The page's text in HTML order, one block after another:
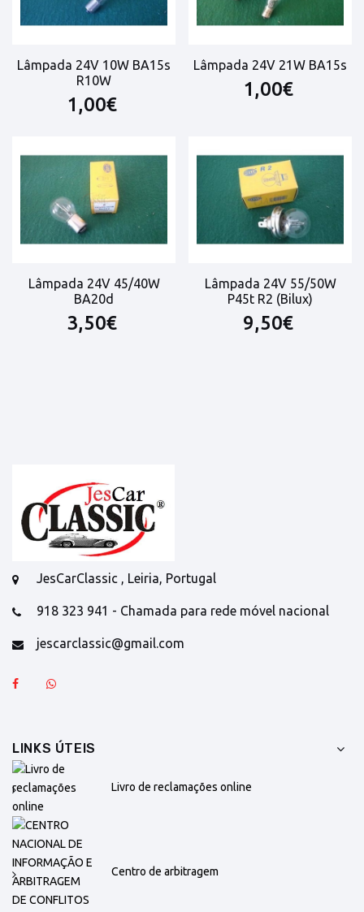
Lâmpada 24V 10W BA15s
R10W
1,00€
Lâmpada 24V 21W BA15s
1,00€
Lâmpada 24V 45/40W
BA20d
3,50€
Lâmpada 24V 55/50W
P45t R2 (Bilux)
9,50€
JesCarClassic , Leiria, Portugal
918 323 941 - Chamada para rede móvel nacional
jescarclassic@gmail.com
LINKS ÚTEIS
Livro de reclamações online
Centro de arbitragem